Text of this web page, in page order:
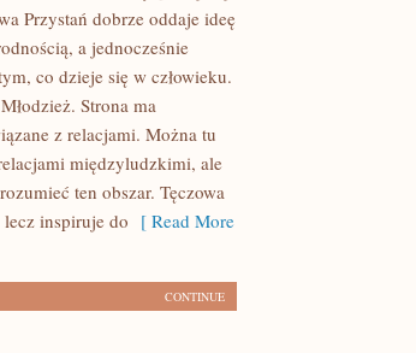
Przystań dobrze oddaje ideę
a jednocześnie
co dzieje się w człowieku.
Strona ma
z relacjami. Można tu
międzyludzkimi, ale
ten obszar. Tęczowa
inspiruje do [ Read More
CONTINUE